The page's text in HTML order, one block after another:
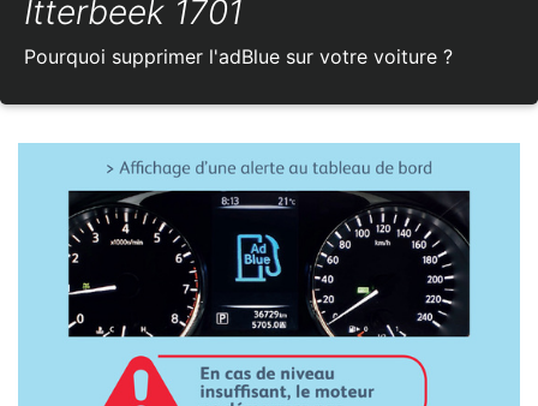
Itterbeek 1701
Pourquoi supprimer l'adBlue sur votre voiture ?